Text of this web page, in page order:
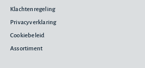
Klachtenregeling
Privacyverklaring
Cookiebeleid
Assortiment